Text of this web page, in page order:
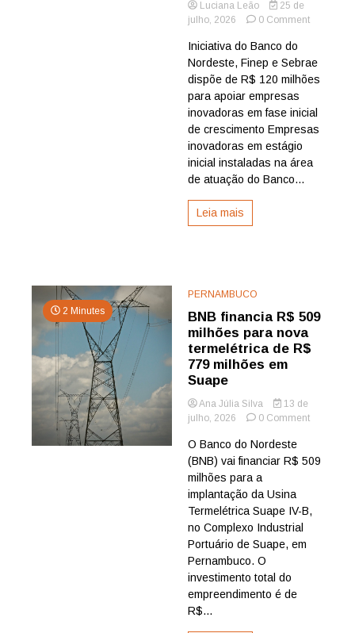
Luciana Leão
25 de
julho, 2026
0 Commenton
receber
até
milhões
em
do
Iniciativa do Banco do
Nordeste, Finep e Sebrae
dispõe de R$ 120 milhões
para apoiar empresas
inovadoras em fase inicial
de crescimento Empresas
inovadoras em estágio
inicial instaladas na área
de atuação do Banco...
Leia mais
2 Minutes
PERNAMBUCO
BNB financia R$ 509
milhões para nova
termelétrica de R$
779 milhões em
Suape
Ana Júlia Silva
13 de
julho, 2026
0 Commenton
R$
nova
O Banco do Nordeste
(BNB) vai financiar R$ 509
milhões para a
implantação da Usina
Termelétrica Suape IV-B,
no Complexo Industrial
Portuário de Suape, em
Pernambuco. O
investimento total do
empreendimento é de
R$...